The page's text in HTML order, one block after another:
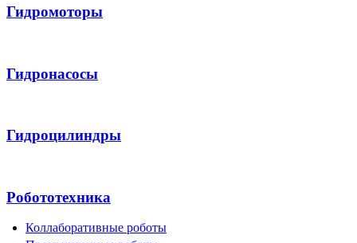
Гидромоторы
Гидронасосы
Гидроцилиндры
Робототехника
Коллаборативные роботы